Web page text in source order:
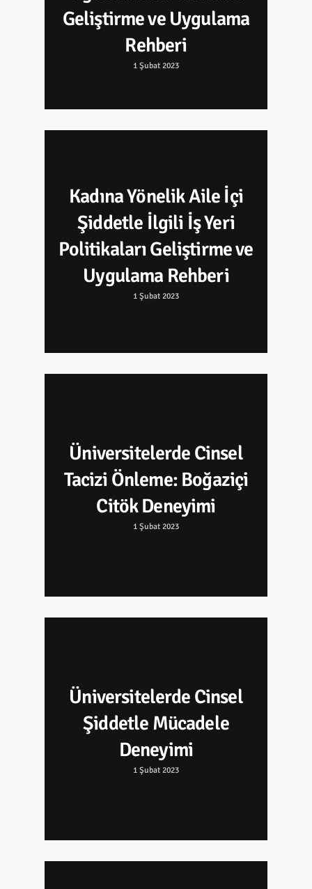
Geliştirme ve Uygulama
Rehberi
1 Şubat 2023
Kadına Yönelik Aile İçi
Şiddetle İlgili İş Yeri
Politikaları Geliştirme ve
Uygulama Rehberi
1 Şubat 2023
Üniversitelerde Cinsel
Tacizi Önleme: Boğaziçi
Citök Deneyimi
1 Şubat 2023
Üniversitelerde Cinsel
Şiddetle Mücadele
Deneyimi
1 Şubat 2023